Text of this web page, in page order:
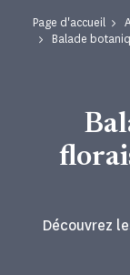
Page d'accueil
Balade
Découvrez